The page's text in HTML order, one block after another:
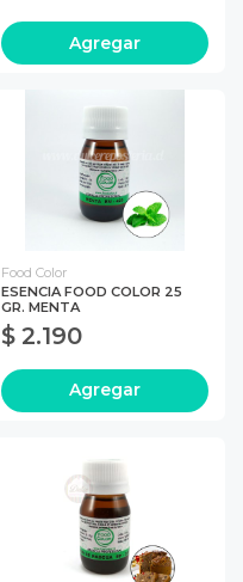
Agregar
Food Color
ESENCIA FOOD COLOR 25
GR. MENTA
$ 2.190
Agregar